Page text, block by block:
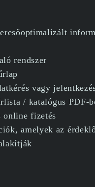
rendszer
vagy
/ katalógus PDF-
online fizetés
amelyek az